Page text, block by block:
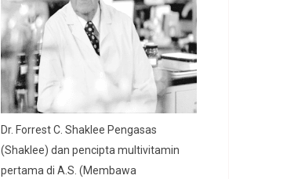
Dr. Forrest C. Shaklee Pengasas
(Shaklee) dan pencipta multivitamin
pertama di A.S. (Membawa